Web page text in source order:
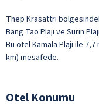
Thep Krasattri
Bang Tao Plajı ve Surin
Bu otel Kamala Plajı ile 7,7
km) mesafede.
Otel Konumu